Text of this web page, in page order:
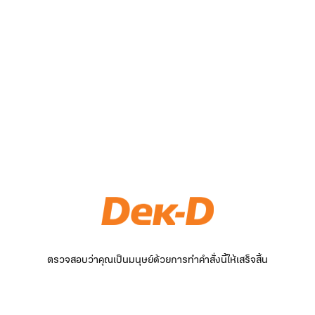
ตรวจสอบว่าคุณเป็นมนุษย์ด้วยการทำคำสั่งนี้ให้เสร็จสิ้น